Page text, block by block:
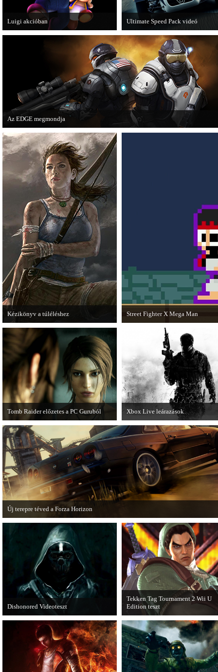
Luigi akcióban
A Nintendo 3DS-re készülő Luigi's
Mansion: Dark Moon újabb képeken
Ultimate Speed Pack videó
Már elérhető a Need for Speed
Wanted első nagyobb kiegészítő
csomagja.
Az EDGE megmondja
Az egyik leghíresebb játékmagazin, az EDGE is elmondja, hogy szerinte melyek
voltak idén a legjobb játékok.
Kézikönyv a túléléshez
A Tomb Raider sem ússza meg a
manapság már kötelező videosorozatot.
Street Fighter X Mega Man
A Capcom ismert karakterei
Fighter X Mega Man.
Tomb Raider előzetes a PC Guruból
A PC Guru friss számában több oldalon
olvashatunk az új Tomb Raiderről,
mely cikkből most egy részletet online
is közzétettek.
Xbox Live leárazások
December 18-án az Xbox Live
rendszerében is elkezdődnek a
karácsonyi akciózások.
Új terepre téved a Forza Horizon
Hamarosan megérkezik a Forza Horizon első nagyszabású kiegészítője, a Rally
Expansion Pack.
Dishonored Videoteszt
Chris és Wilson bemutatja a 2012-es év
egyik legnagyobb meglepetését.
Pörögjön a Dishonored videoteszt!
Tekken Tag Tournament 2 Wii U
Edition teszt
Az extrákkal felturbózott Tekken
Tournament 2 a Wii U konzolon is
ütősre sikeredett.